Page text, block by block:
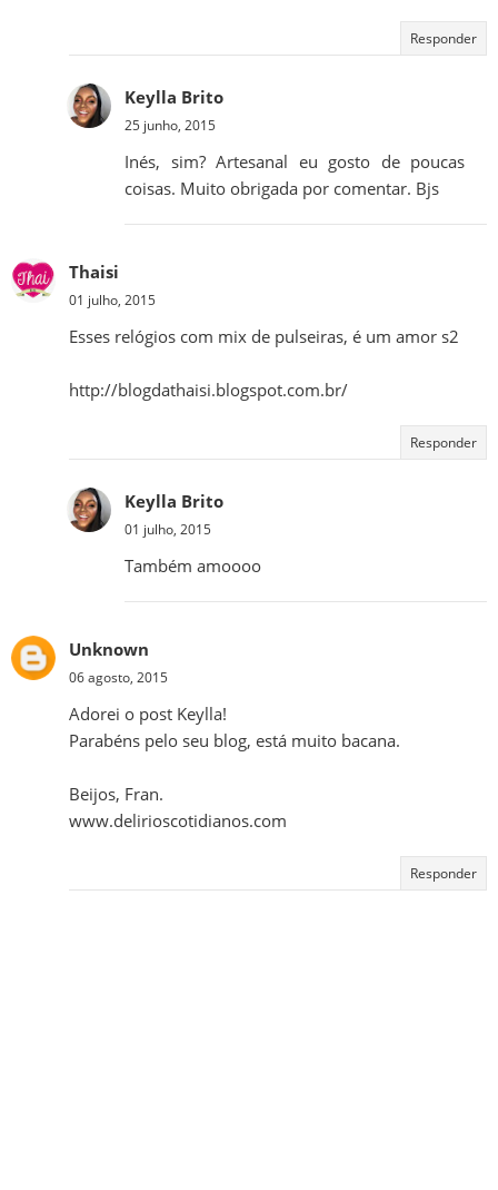
Responder
Keylla Brito
25 junho, 2015
Inés, sim? Artesanal eu gosto de poucas
coisas. Muito obrigada por comentar. Bjs
Thaisi
01 julho, 2015
Esses relógios com mix de pulseiras, é um amor s2
http://blogdathaisi.blogspot.com.br/
Responder
Keylla Brito
01 julho, 2015
Também amoooo
Unknown
06 agosto, 2015
Adorei o post Keylla!
Parabéns pelo seu blog, está muito bacana.
Beijos, Fran.
www.delirioscotidianos.com
Responder